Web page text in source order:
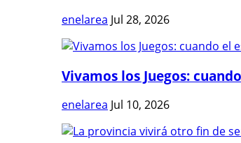
enelarea Jul 28, 2026
Vivamos los Juegos:
enelarea Jul 10, 2026